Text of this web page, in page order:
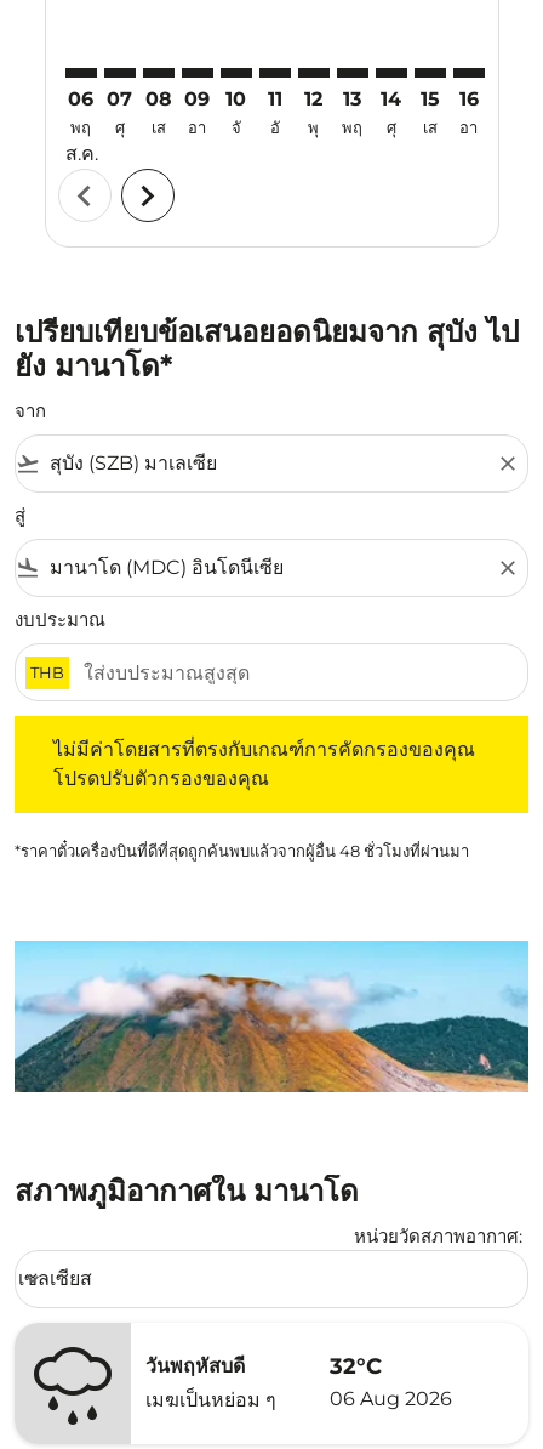
06
พฤ
ส.ค.
07
ศุ
08
เส
09
อา
10
จั
11
อั
12
พุ
13
พฤ
14
ศุ
15
เส
16
อา
chevron_left chevron_right
เปรียบเทียบข้อเสนอยอดนิยมจาก สุบัง ไป
ยัง มานาโด*
จาก
flight_takeoff close
สู่
flight_land close
งบประมาณ
THB
ไม่มีค่าโดยสารที่ตรงกับเกณฑ์การคัดกรองของคุณ
โปรดปรับตัวกรองของคุณ
*ราคาตั๋วเครื่องบินที่ดีที่สุดถูกค้นพบแล้วจากผู้อื่น 48 ชั่วโมงที่ผ่านมา
สภาพภูมิอากาศใน มานาโด
หน่วยวัดสภาพอากาศ:
Weather unit option เซลเซียส Selected
เซลเซียส
keyboard_arrow_down
วันพฤหัสบดี
เมฆเป็นหย่อม ๆ
32°C
06 Aug 2026